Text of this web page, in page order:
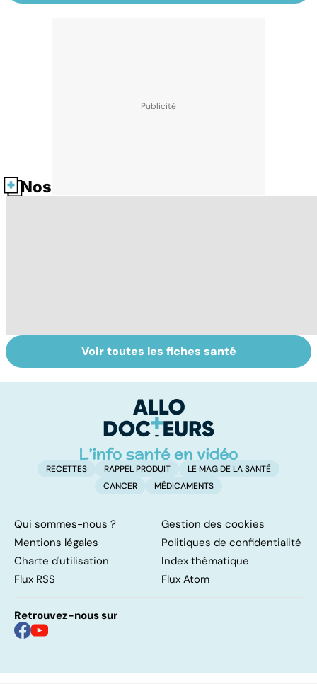
Nos fiches santé
Comment tenir
ses bonnes
Muscler ses
abdos pour
ventre plat
Voir toutes les fiches santé
RECETTES RAPPEL PRODUIT
LE MAG DE LA SANTÉ
CANCER
MÉDICAMENTS
Qui sommes-nous ?
Gestion des cookies
Mentions légales
Politiques de confidentialité
Charte d'utilisation
Index thématique
Flux RSS
Flux Atom
Retrouvez-nous sur